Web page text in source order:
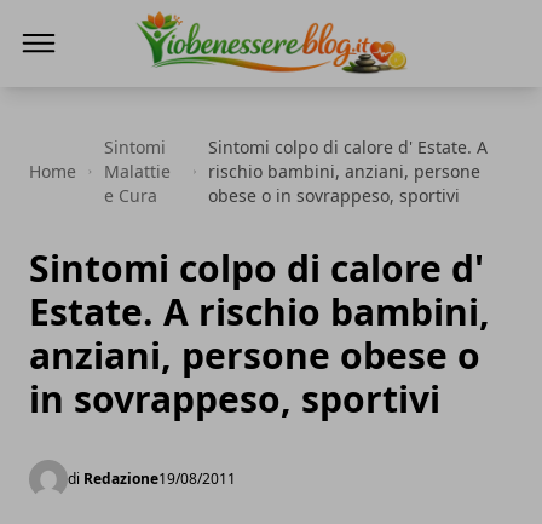
Home
Sintomi
Malattie
e Cura
Sintomi colpo di calore d' Estate. A
rischio bambini, anziani, persone
obese o in sovrappeso, sportivi
Sintomi colpo di calore d'
Estate. A rischio bambini,
anziani, persone obese o
in sovrappeso, sportivi
di Redazione19/08/2011